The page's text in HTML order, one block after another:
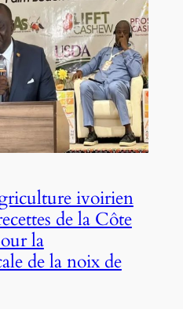
ivoirien
de la Côte
la
de la noix de